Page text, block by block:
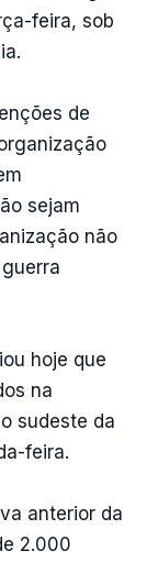
feira, sob
de
sejam
não
hoje que
na
sudeste da
feira.
anterior da
2.000